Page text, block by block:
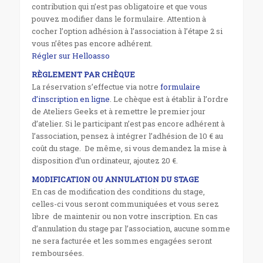
contribution qui n’est pas obligatoire et que vous
pouvez modifier dans le formulaire. Attention à
cocher l’option adhésion à l’association à l’étape 2 si
vous n’êtes pas encore adhérent.
Régler sur Helloasso
RÈGLEMENT PAR CHÈQUE
La réservation s’effectue via notre formulaire
d’inscription en ligne. Le chèque est à établir à l’ordre
de Ateliers Geeks et à remettre le premier jour
d’atelier. Si le participant n’est pas encore adhérent à
l’association, pensez à intégrer l’adhésion de 10 € au
coût du stage. De même, si vous demandez la mise à
disposition d’un ordinateur, ajoutez 20 €.
MODIFICATION OU ANNULATION DU STAGE
En cas de modification des conditions du stage,
celles-ci vous seront communiquées et vous serez
libre de maintenir ou non votre inscription. En cas
d’annulation du stage par l’association, aucune somme
ne sera facturée et les sommes engagées seront
remboursées.